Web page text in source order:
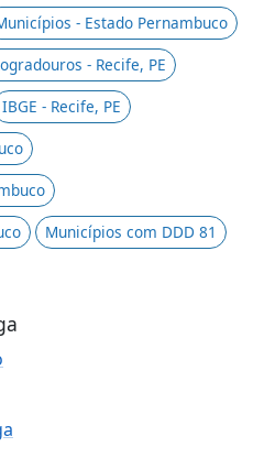
- Estado Pernambuco
- Recife, PE
IBGE - Recife, PE
Municípios com DDD 81